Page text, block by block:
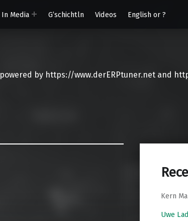
In Media G’schichtln Videos English or ?
powered by https://www.derERPtuner.net and
Kern
Uwe